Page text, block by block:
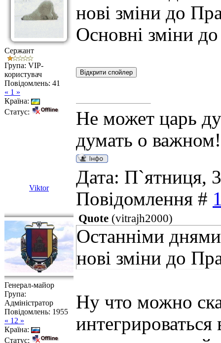
Сержант
Група: VIP-
користувач
Повідомлень: 41
« 1 »
Країна:
Статус:
нові зміни до
Основні зміни
Не может царь
думать о важном!
Viktor
Дата: П`ятниця,
Повідомлення #
Генерал-майор
Група:
Адміністратор
Повідомлень: 1955
« 12 »
Країна:
Статус:
Quote (vitrajh2000)
Останніми
нові зміни до
Ну что можно